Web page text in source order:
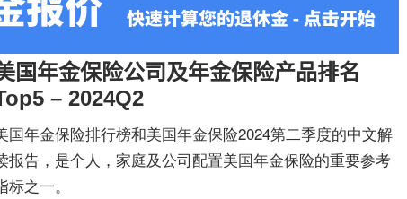
国年金保险公司及年金保险产品排名
– 2024Q2
国年金保险排行榜和美国年金保险2024第二季度的中文解
报告，是个人，家庭及公司配置美国年金保险的重要参考
标之一。